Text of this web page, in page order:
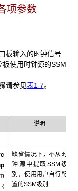
项参数
板输入的时钟信号
板使用时钟源的SSM
请参见表1-7。
说明
-
{
缺省情况下，不从时
钟源中提取SSM 级
别，使用用户自行配
置的SSM级别